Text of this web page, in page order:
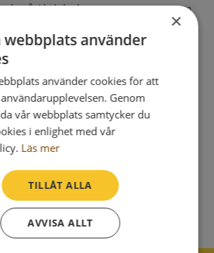
Aktiebolag 556323-3112
559416-0755
Maskinservice AB 559048-0330
559367-6298
AB
Motor AB
×
webbplats använder
använder cookies för att
Genom
vår webbplats samtycker du
i enlighet med vår
Läs mer
TILLÅT ALLA
AVVISA ALLT